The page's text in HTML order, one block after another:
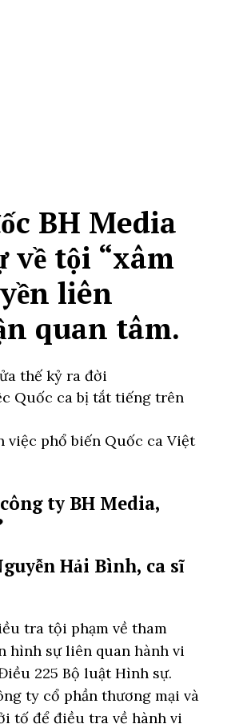
BH Media
tội “xâm
liên
quan tâm.
thế kỷ ra đời
Quốc ca bị tắt tiếng trên
việc phổ biến Quốc ca Việt
ty BH Media,
Hải Bình, ca sĩ
tra tội phạm về tham
hình sự liên quan hành vi
225 Bộ luật Hình sự.
ty cổ phần thương mại và
tố để điều tra về hành vi